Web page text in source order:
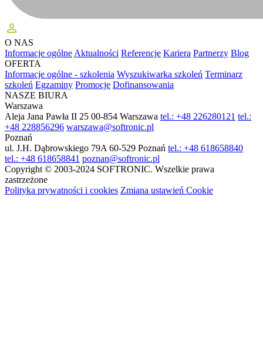
perm_identity
O NAS
Informacje ogólneAktualności Referencje Kariera Partnerzy Blog
OFERTA
Informacje ogólne - szkolenia Wyszukiwarka szkoleń Terminarz
szkoleń Egzaminy Promocje Dofinansowania
NASZE BIURA
Warszawa
Aleja Jana Pawła II 25 00-854 Warszawa tel.: +48 226280121 tel.:
+48 228856296 warszawa@softronic.pl
Poznań
ul. J.H. Dąbrowskiego 79A 60-529 Poznań tel.: +48 618658840
tel.: +48 618658841 poznan@softronic.pl
Copyright © 2003-2024 SOFTRONIC. Wszelkie prawa
zastrzeżone
Polityka prywatności i cookies Zmiana ustawień Cookie